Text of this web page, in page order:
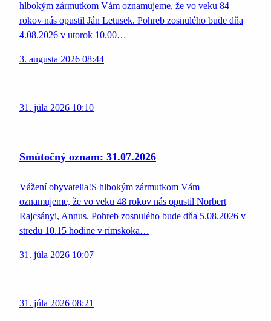
hlbokým zármutkom Vám oznamujeme, že vo veku 84
rokov nás opustil Ján Letusek. Pohreb zosnulého bude dňa
4.08.2026 v utorok 10.00…
3. augusta 2026 08:44
31. júla 2026 10:10
Smútočný oznam: 31.07.2026
Vážení obyvatelia!S hlbokým zármutkom Vám
oznamujeme, že vo veku 48 rokov nás opustil Norbert
Rajcsányi, Annus. Pohreb zosnulého bude dňa 5.08.2026 v
stredu 10.15 hodine v rímskoka…
31. júla 2026 10:07
31. júla 2026 08:21